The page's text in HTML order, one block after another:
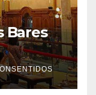
Bares